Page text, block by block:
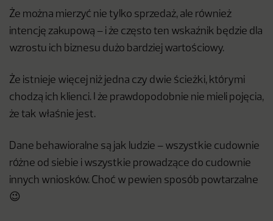
Że można mierzyć nie tylko sprzedaż, ale również
intencję zakupową – i że często ten wskaźnik będzie dla
wzrostu ich biznesu dużo bardziej wartościowy.
Że istnieje więcej niż jedna czy dwie ścieżki, którymi
chodzą ich klienci. I że prawdopodobnie nie mieli pojęcia,
że tak właśnie jest.
Dane behawioralne są jak ludzie – wszystkie cudownie
różne od siebie i wszystkie prowadzące do cudownie
innych wniosków. Choć w pewien sposób powtarzalne
😉